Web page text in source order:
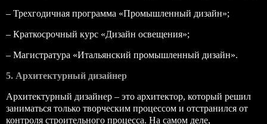
– Трехгодичная программа «Промышленный дизайн»;
– Краткосрочный курс «Дизайн освещения»;
– Магистратура «Итальянский промышленный дизайн».
5. Архитектурный дизайнер
Архитектурный дизайнер – это архитектор, который решил
заниматься только творческим процессом и отстранился от
контроля строительного процесса. На самом деле,